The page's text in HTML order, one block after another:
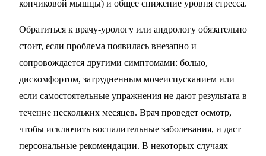
копчиковой мышцы) и общее снижение уровня стресса.
Обратиться к врачу-урологу или андрологу обязательно
стоит, если проблема появилась внезапно и
сопровождается другими симптомами: болью,
дискомфортом, затрудненным мочеиспусканием или
если самостоятельные упражнения не дают результата в
течение нескольких месяцев. Врач проведет осмотр,
чтобы исключить воспалительные заболевания, и даст
персональные рекомендации. В некоторых случаях